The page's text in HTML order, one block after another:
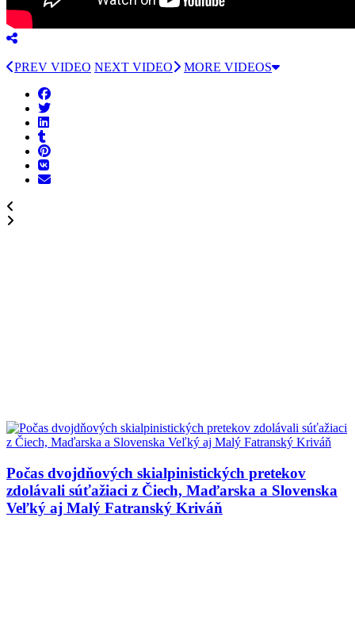
PREV VIDEO NEXT VIDEO MORE VIDEOS
Počas dvojdňových skialpinistických pretekov
zdolávali súťažiaci z Čiech, Maďarska a Slovenska
Veľký aj Malý Fatranský Kriváň